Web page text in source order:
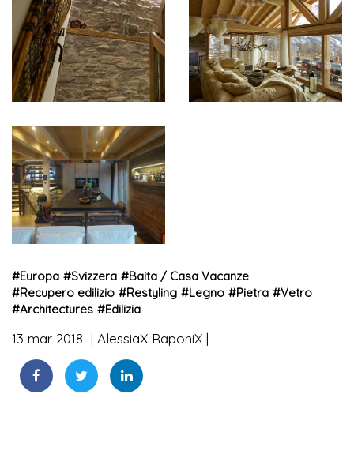
#Europa #Svizzera #Baita / Casa Vacanze
#Recupero edilizio #Restyling #Legno #Pietra #Vetro
#Architectures #Edilizia
13 mar 2018 AlessiaX RaponiX